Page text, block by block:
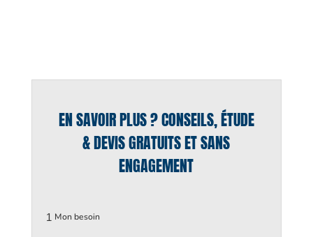
EN SAVOIR PLUS ? CONSEILS, ÉTUDE
& DEVIS GRATUITS ET SANS
ENGAGEMENT
1 Mon besoin